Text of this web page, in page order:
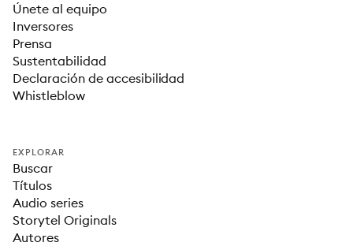
Únete al equipo
Inversores
Prensa
Sustentabilidad
Declaración de accesibilidad
Whistleblow
EXPLORAR
Buscar
Títulos
Audio series
Storytel Originals
Autores